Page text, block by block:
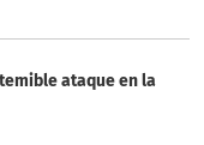
ataque en la